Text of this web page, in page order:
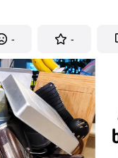
- -